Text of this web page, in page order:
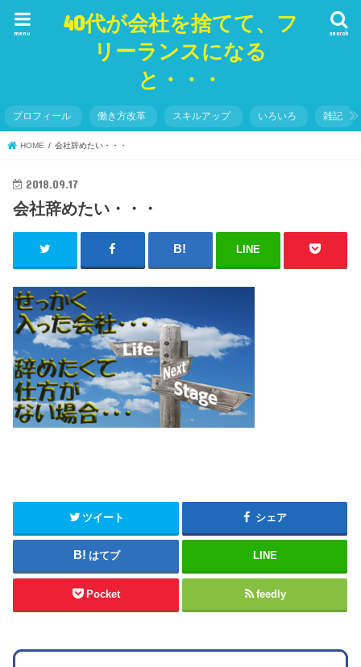
40代が会社を捨てて、フ
リーランスになる
と・・・
search
menu
プロフィール 働き方改革 スキルアップ いろいろ 雑記
HOME 会社辞めたい・・・
2018.09.17
会社辞めたい・・・
LINE
ツイート シェア
はてブ LINE
Pocket feedly